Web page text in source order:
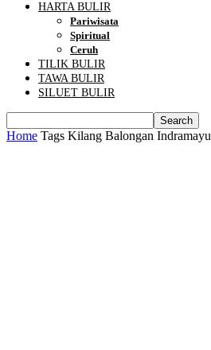
HARTA BULIR
Pariwisata
Spiritual
Ceruh
TILIK BULIR
TAWA BULIR
SILUET BULIR
Home Tags Kilang Balongan Indramayu